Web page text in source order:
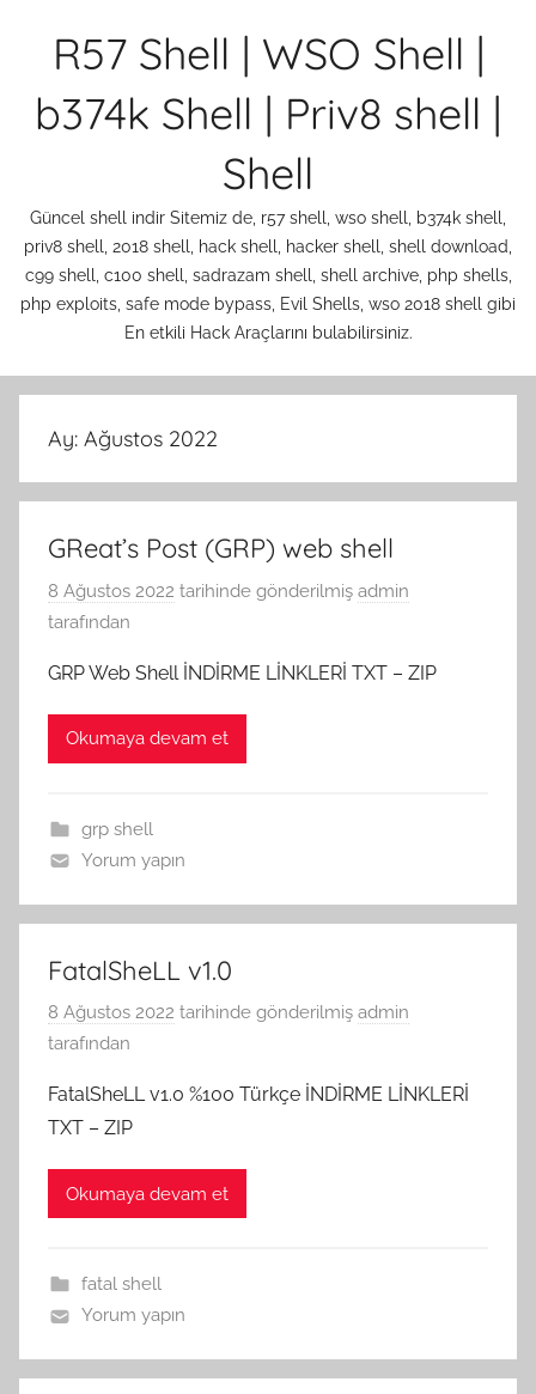
R57 Shell | WSO Shell |
b374k Shell | Priv8 shell |
Shell
Güncel shell indir Sitemiz de, r57 shell, wso shell, b374k shell,
priv8 shell, 2018 shell, hack shell, hacker shell, shell download,
c99 shell, c100 shell, sadrazam shell, shell archive, php shells,
php exploits, safe mode bypass, Evil Shells, wso 2018 shell gibi
En etkili Hack Araçlarını bulabilirsiniz.
Ay: Ağustos 2022
GReat’s Post (GRP) web shell
8 Ağustos 2022 tarihinde gönderilmiş admin
tarafından
GRP Web Shell İNDİRME LİNKLERİ TXT – ZIP
Okumaya devam et
grp shell
Yorum yapın
FatalSheLL v1.0
8 Ağustos 2022 tarihinde gönderilmiş admin
tarafından
FatalSheLL v1.0 %100 Türkçe İNDİRME LİNKLERİ
TXT – ZIP
Okumaya devam et
fatal shell
Yorum yapın